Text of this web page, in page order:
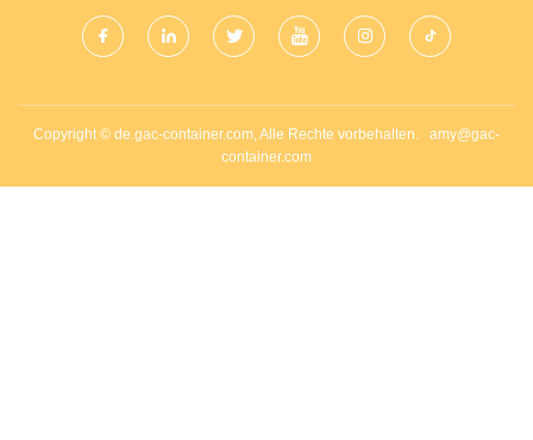
Copyright © de.gac-container.com, Alle Rechte vorbehalten. amy@gac-
container.com